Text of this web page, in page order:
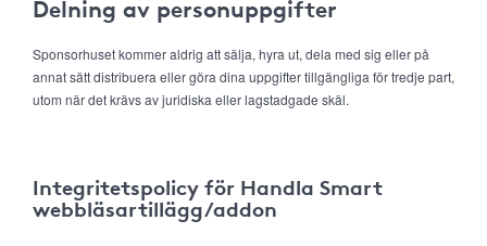
Delning av personuppgifter
Sponsorhuset kommer aldrig att sälja, hyra ut, dela med sig eller på
annat sätt distribuera eller göra dina uppgifter tillgängliga för tredje part,
utom när det krävs av juridiska eller lagstadgade skäl.
Integritetspolicy för Handla Smart
webbläsartillägg/addon